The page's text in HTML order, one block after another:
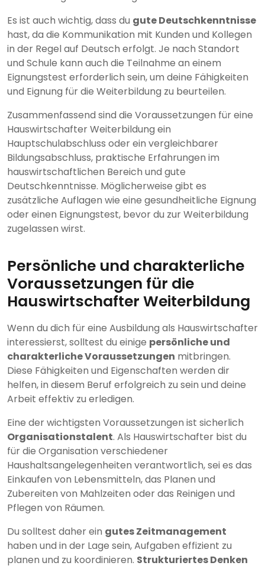
Es ist auch wichtig, dass du gute Deutschkenntnisse
hast, da die Kommunikation mit Kunden und Kollegen
in der Regel auf Deutsch erfolgt. Je nach Standort
und Schule kann auch die Teilnahme an einem
Eignungstest erforderlich sein, um deine Fähigkeiten
und Eignung für die Weiterbildung zu beurteilen.
Zusammenfassend sind die Voraussetzungen für eine
Hauswirtschafter Weiterbildung ein
Hauptschulabschluss oder ein vergleichbarer
Bildungsabschluss, praktische Erfahrungen im
hauswirtschaftlichen Bereich und gute
Deutschkenntnisse. Möglicherweise gibt es
zusätzliche Auflagen wie eine gesundheitliche Eignung
oder einen Eignungstest, bevor du zur Weiterbildung
zugelassen wirst.
Persönliche und charakterliche
Voraussetzungen für die
Hauswirtschafter Weiterbildung
Wenn du dich für eine Ausbildung als Hauswirtschafter
interessierst, solltest du einige persönliche und
charakterliche Voraussetzungen mitbringen.
Diese Fähigkeiten und Eigenschaften werden dir
helfen, in diesem Beruf erfolgreich zu sein und deine
Arbeit effektiv zu erledigen.
Eine der wichtigsten Voraussetzungen ist sicherlich
Organisationstalent. Als Hauswirtschafter bist du
für die Organisation verschiedener
Haushaltsangelegenheiten verantwortlich, sei es das
Einkaufen von Lebensmitteln, das Planen und
Zubereiten von Mahlzeiten oder das Reinigen und
Pflegen von Räumen.
Du solltest daher ein gutes Zeitmanagement
haben und in der Lage sein, Aufgaben effizient zu
planen und zu koordinieren. Strukturiertes Denken